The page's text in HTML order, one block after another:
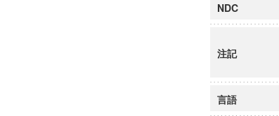
NDC
注記
言語